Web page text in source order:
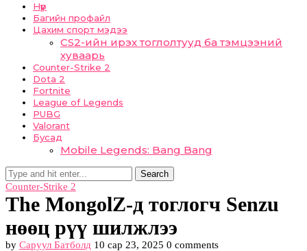
Нүүр
Багийн профайл
Цахим спорт мэдээ
CS2-ийн ирэх тоглолтууд ба тэмцээний
хуваарь
Counter-Strike 2
Dota 2
Fortnite
League of Legends
PUBG
Valorant
Бусад
Mobile Legends: Bang Bang
Search
Counter-Strike 2
The MongolZ-д тоглогч Senzu
нөөц рүү шилжлээ
by Саруул Батболд 10 сар 23, 2025 0 comments